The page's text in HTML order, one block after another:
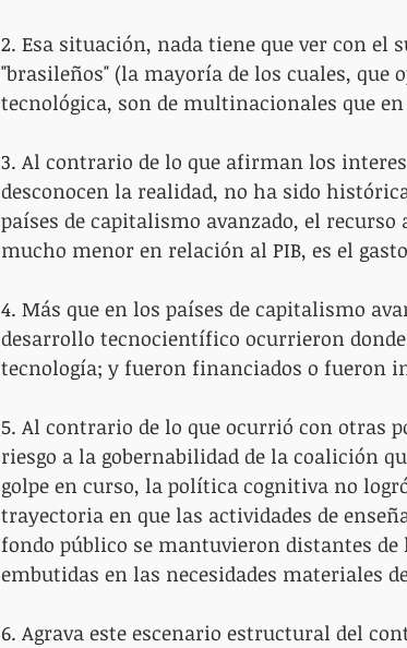
2. Esa situación, nada tiene que ver con el
"brasileños" (la mayoría de los cuales, que
tecnológica, son de multinacionales que
3. Al contrario de lo que afirman los
desconocen la realidad, no ha sido
países de capitalismo avanzado, el recurso
mucho menor en relación al PIB, es el
4. Más que en los países de capitalismo
desarrollo tecnocientífico ocurrieron
tecnología; y fueron financiados o fueron
5. Al contrario de lo que ocurrió con otras
riesgo a la gobernabilidad de la coalición
golpe en curso, la política cognitiva no
trayectoria en que las actividades de
fondo público se mantuvieron distantes
embutidas en las necesidades materiales
6. Agrava este escenario estructural del